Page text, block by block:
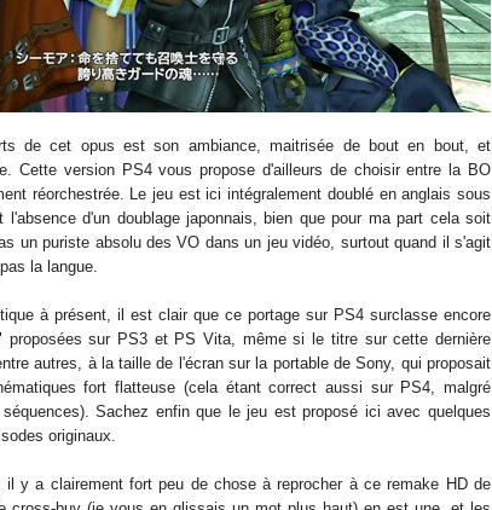
de cet opus est son ambiance, maitrisée de bout en bout, et
Cette version PS4 vous propose d'ailleurs de choisir entre la BO
réorchestrée. Le jeu est ici intégralement doublé en anglais sous
l'absence d'un doublage japonnais, bien que pour ma part cela soit
un puriste absolu des VO dans un jeu vidéo, surtout quand il s'agit
la langue.
à présent, il est clair que ce portage sur PS4 surclasse encore
proposées sur PS3 et PS Vita, même si le titre sur cette dernière
autres, à la taille de l'écran sur la portable de Sony, qui proposait
fort flatteuse (cela étant correct aussi sur PS4, malgré
Sachez enfin que le jeu est proposé ici avec quelques
originaux.
y a clairement fort peu de chose à reprocher à ce remake HD de